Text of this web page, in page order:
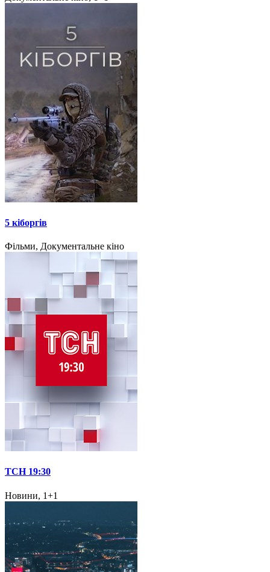
5 кіборгів
Фільми, Документальне кіно
ТСН 19:30
Новини, 1+1